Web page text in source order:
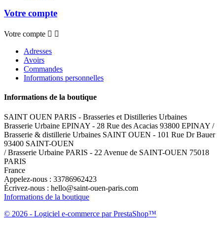
Votre compte
Votre compte  
Adresses
Avoirs
Commandes
Informations personnelles
Informations de la boutique
SAINT OUEN PARIS - Brasseries et Distilleries Urbaines
Brasserie Urbaine EPINAY - 28 Rue des Acacias 93800 EPINAY /
Brasserie & distillerie Urbaines SAINT OUEN - 101 Rue Dr Bauer
93400 SAINT-OUEN
/ Brasserie Urbaine PARIS - 22 Avenue de SAINT-OUEN 75018
PARIS
France
Appelez-nous : 33786962423
Écrivez-nous : hello@saint-ouen-paris.com
Informations de la boutique
© 2026 - Logiciel e-commerce par PrestaShop™